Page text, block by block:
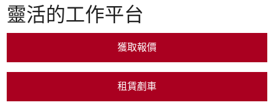
靈活的工作平台
獲取報價
租賃剷車